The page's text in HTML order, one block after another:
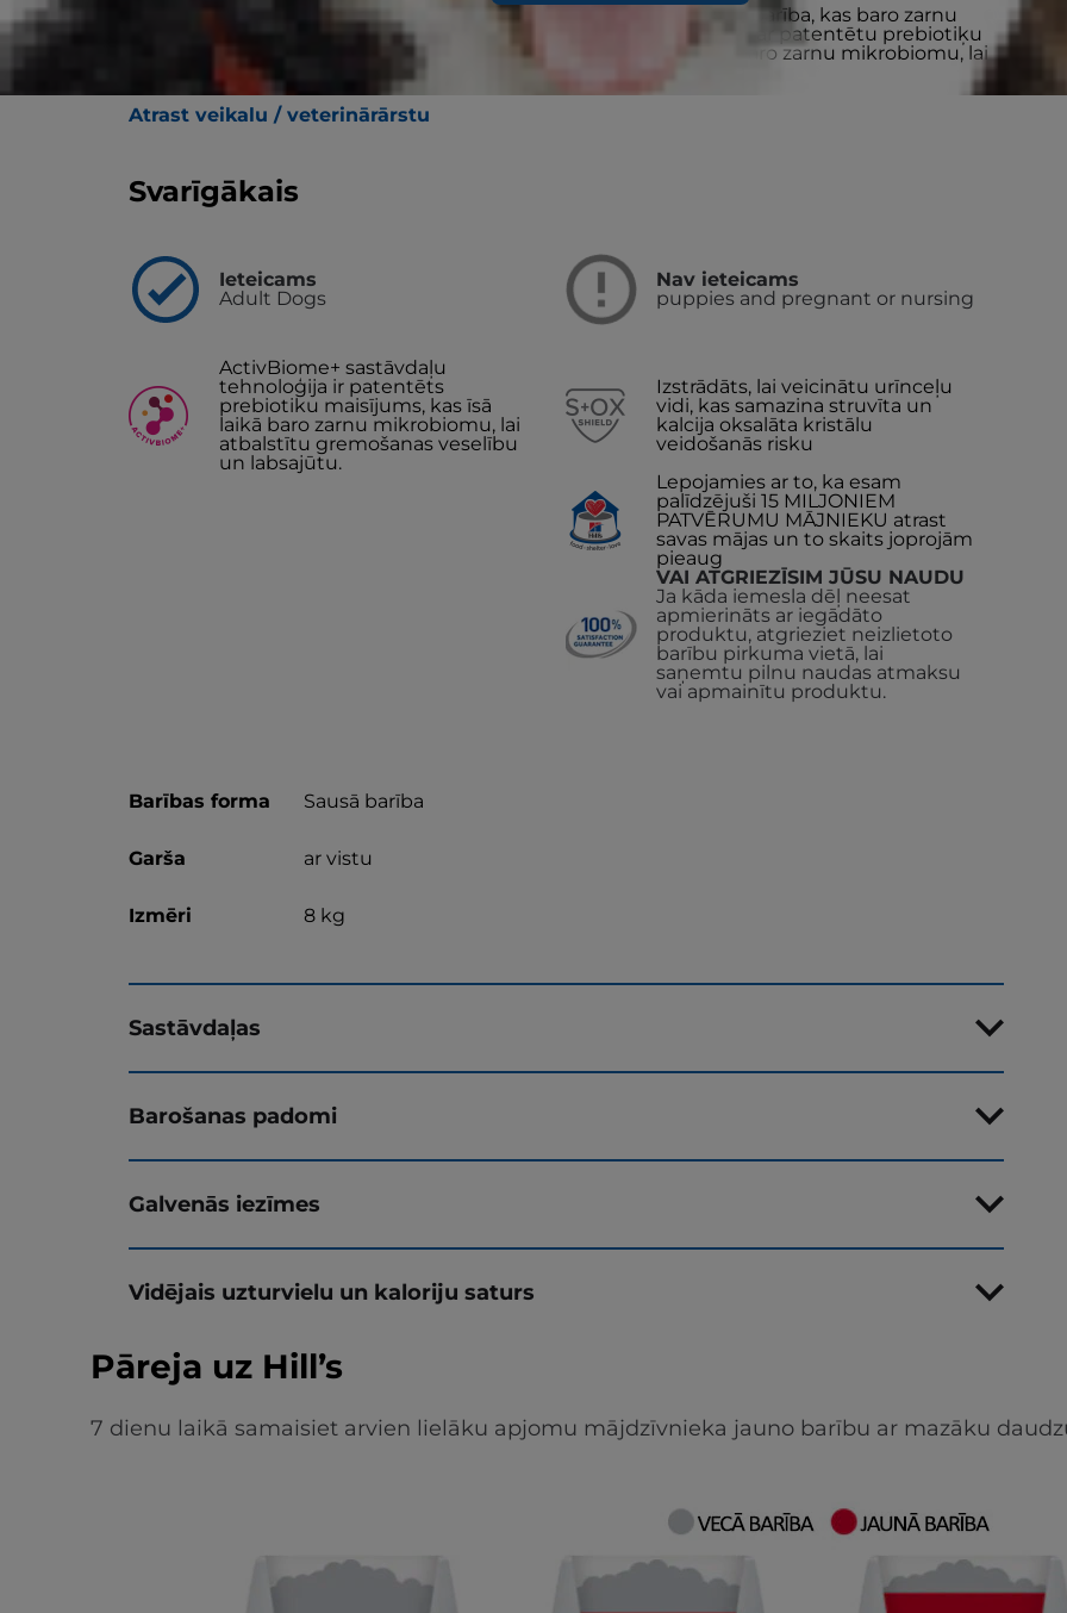
Hill's Prescription Diet i/d kaķu sausā barība ir viegli sagremojama barība, kas baro zarnu
mikrobiomu un palīdz mazināt gremošanas traucējumus. Veidota ar patentētu prebiotiķu
maisījumu Hill's ActivBiome+ Digestion, kas klīniski pierādīti ātri baro zarnu mikrobiomu, lai
veicinātu gremošanas sistēmas veselību un labsajūtu.
Atrast veikalu / veterinārārstu
Svarīgākais
Ieteicams
Adult Dogs
Nav ieteicams
puppies and pregnant or nursing
ActivBiome+ sastāvdaļu
tehnoloģija ir patentēts
prebiotiku maisījums, kas īsā
laikā baro zarnu mikrobiomu, lai
atbalstītu gremošanas veselību
un labsajūtu.
Izstrādāts, lai veicinātu urīnceļu
vidi, kas samazina struvīta un
kalcija oksalāta kristālu
veidošanās risku
Lepojamies ar to, ka esam
palīdzējuši 15 MILJONIEM
PATVĒRUMU MĀJNIEKU atrast
savas mājas un to skaits joprojām
pieaug
VAI ATGRIEZĪSIM JŪSU NAUDU
Ja kāda iemesla dēļ neesat
apmierināts ar iegādāto
produktu, atgrieziet neizlietoto
barību pirkuma vietā, lai
saņemtu pilnu naudas atmaksu
vai apmainītu produktu.
Barības forma Sausā barība
Garša ar vistu
Izmēri 8 kg
Sastāvdaļas
Barošanas padomi
Galvenās iezīmes
Vidējais uzturvielu un kaloriju saturs
Pāreja uz Hill’s
7 dienu laikā samaisiet arvien lielāku apjomu mājdzīvnieka jauno barību ar mazāku